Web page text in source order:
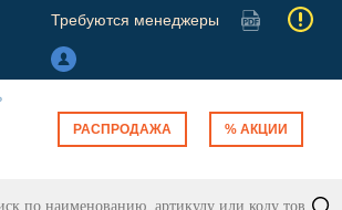
Требуются менеджеры
РАСПРОДАЖА % АКЦИИ